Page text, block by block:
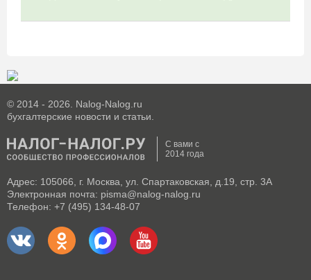
© 2014 - 2026. Nalog-Nalog.ru
бухгалтерские новости и статьи.
С вами с
2014 года
Адрес: 105066, г. Москва, ул. Спартаковская, д.19, стр. 3А
Электронная почта: pisma@nalog-nalog.ru
Телефон: +7 (495) 134-48-07